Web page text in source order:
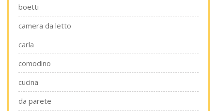
boetti
camera da letto
carla
comodino
cucina
da parete